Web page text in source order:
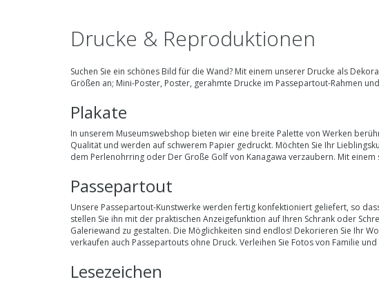
Drucke & Reproduktionen
Suchen Sie ein schönes Bild für die Wand? Mit einem unserer Drucke als
Größen an; Mini-Poster, Poster, gerahmte Drucke im Passepartout-Rahmen
Plakate
In unserem Museumswebshop bieten wir eine breite Palette von Werken
Qualität und werden auf schwerem Papier gedruckt. Möchten Sie Ihr
dem Perlenohrring oder Der Große Golf von Kanagawa verzaubern. Mit
Passepartout
Unsere Passepartout-Kunstwerke werden fertig konfektioniert geliefert, so
stellen Sie ihn mit der praktischen Anzeigefunktion auf Ihren Schrank oder
Galeriewand zu gestalten. Die Möglichkeiten sind endlos! Dekorieren Sie Ihr
verkaufen auch Passepartouts ohne Druck. Verleihen Sie Fotos von Familie
Lesezeichen